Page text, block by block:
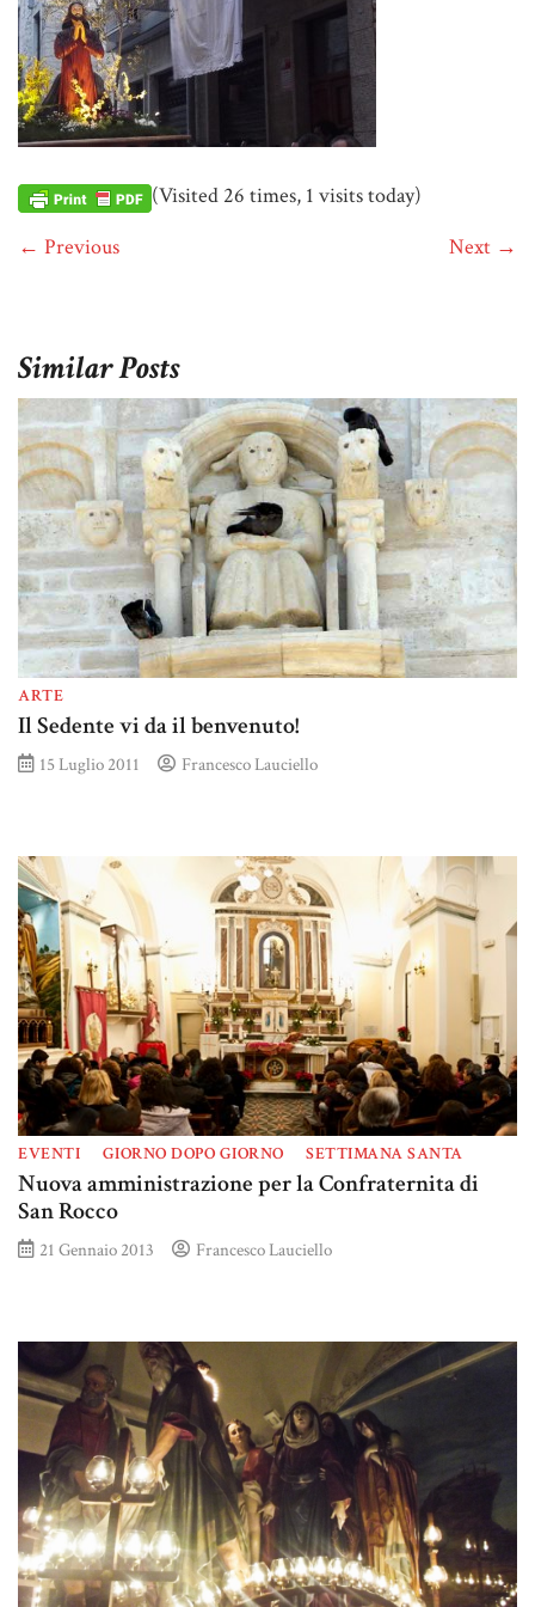
(Visited 26 times, 1 visits today)
← Previous
Next →
Similar Posts
ARTE
Il Sedente vi da il benvenuto!
15 Luglio 2011 Francesco Lauciello
EVENTI GIORNO DOPO GIORNO SETTIMANA SANTA
Nuova amministrazione per la Confraternita di
San Rocco
21 Gennaio 2013 Francesco Lauciello